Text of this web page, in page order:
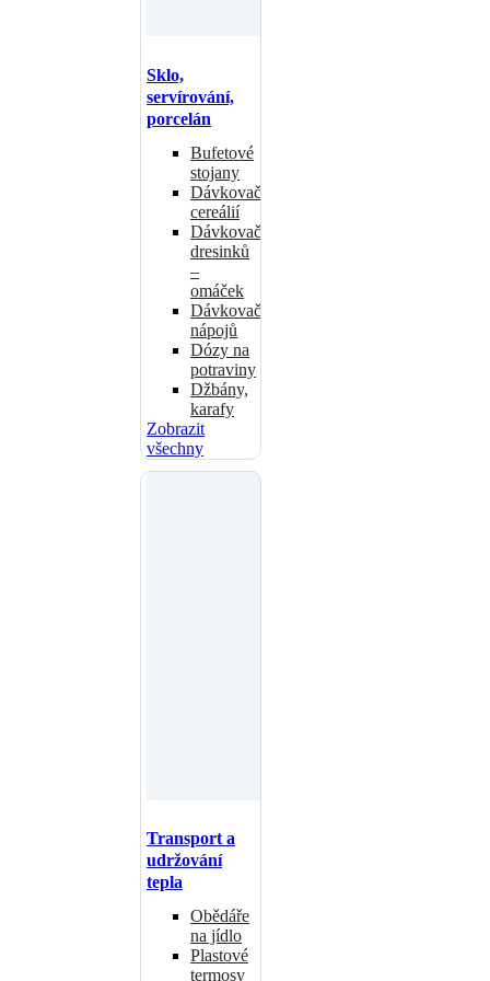
Sklo,
servírování,
porcelán
Bufetové
stojany
Dávkovače
cereálií
Dávkovače
dresinků
–
omáček
Dávkovače
nápojů
Dózy na
potraviny
Džbány,
karafy
Zobrazit
všechny
Transport a
udržování
tepla
Obědáře
na jídlo
Plastové
termosy